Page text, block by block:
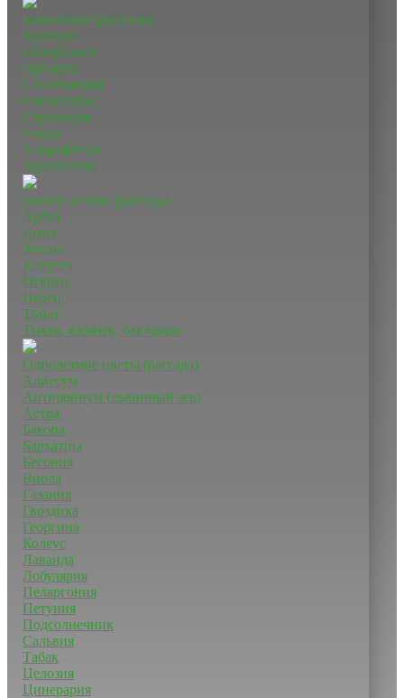
Комнатные растения
Крассула
Пеларгония
Примула
Сансевиерия
Сингониум
Стрелиция
Фикус
Хлорофитум
Хризантема
Овощи зелень (рассада)
Арбуз
Дыня
Зелень
Капуста
Огурец
Перец
Томат
Тыква, кабачек, баклажан
Однолетние цветы (рассада)
Алиссум
Антирринум (львинный зев)
Астра
Бакопа
Бархатцы
Бегония
Виола
Газания
Гвоздика
Георгина
Колеус
Лаванда
Лобулярия
Пеларгония
Петуния
Подсолнечник
Сальвия
Табак
Целозия
Цинерария